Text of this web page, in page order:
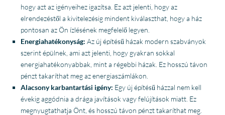
hogy azt az igényeihez igazítsa. Ez azt jelenti, hogy az
elrendezéstől a kivitelezésig mindent kiválaszthat, hogy a ház
pontosan az Ön ízlésének megfelelő legyen.
Energiahatékonyság: Az új építésű házak modern szabványok
szerint épülnek, ami azt jelenti, hogy gyakran sokkal
energiahatékonyabbak, mint a régebbi házak. Ez hosszú távon
pénzt takaríthat meg az energiaszámlákon.
Alacsony karbantartási igény: Egy új építésű házzal nem kell
évekig aggódnia a drága javítások vagy felújítások miatt. Ez
megnyugtathatja Önt, és hosszú távon pénzt takaríthat meg.